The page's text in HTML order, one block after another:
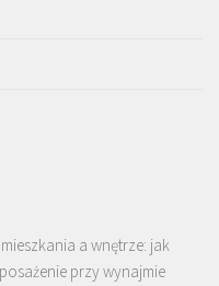
a wnętrze: jak
przy wynajmie